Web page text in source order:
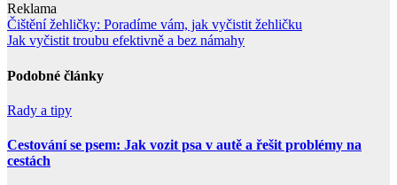
Reklama
Navigace
pro
příspěvek
Čištění žehličky: Poradíme vám, jak vyčistit žehličku
Jak vyčistit troubu efektivně a bez námahy
Podobné články
Rady a tipy
Cestování se psem: Jak vozit psa v autě a řešit problémy na
cestách